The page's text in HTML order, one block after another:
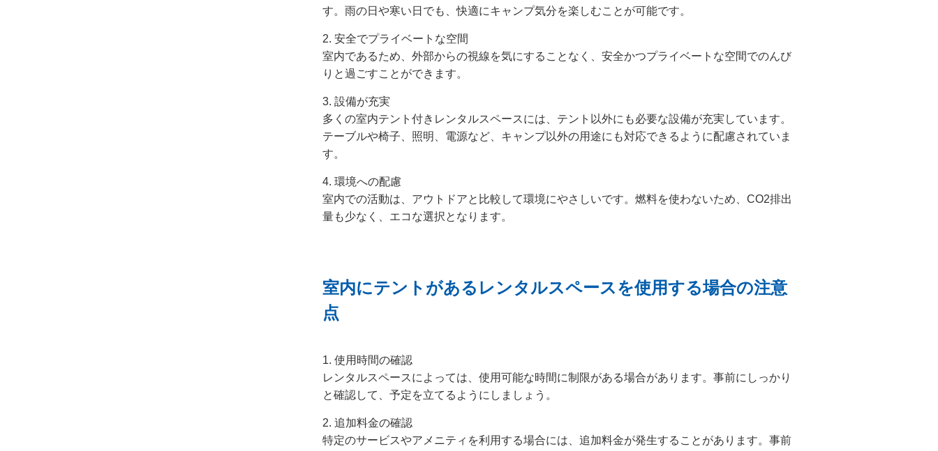
す。雨の日や寒い日でも、快適にキャンプ気分を楽しむことが可能です。
2. 安全でプライベートな空間
室内であるため、外部からの視線を気にすることなく、安全かつプライベートな空間でのんび
りと過ごすことができます。
3. 設備が充実
多くの室内テント付きレンタルスペースには、テント以外にも必要な設備が充実しています。
テーブルや椅子、照明、電源など、キャンプ以外の用途にも対応できるように配慮されていま
す。
4. 環境への配慮
室内での活動は、アウトドアと比較して環境にやさしいです。燃料を使わないため、CO2排出
量も少なく、エコな選択となります。
室内にテントがあるレンタルスペースを使用する場合の注意
点
1. 使用時間の確認
レンタルスペースによっては、使用可能な時間に制限がある場合があります。事前にしっかり
と確認して、予定を立てるようにしましょう。
2. 追加料金の確認
特定のサービスやアメニティを利用する場合には、追加料金が発生することがあります。事前